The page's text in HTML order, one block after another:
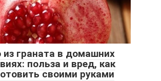
из граната в домашних
польза и вред, как
своими руками